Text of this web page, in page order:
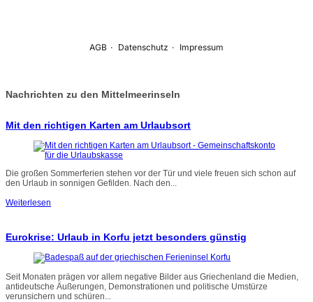
Nachrichten zu den Mittelmeerinseln
Mit den richtigen Karten am Urlaubsort
Die großen Sommerferien stehen vor der Tür und viele freuen sich schon auf
den Urlaub in sonnigen Gefilden. Nach den...
Weiterlesen
Eurokrise: Urlaub in Korfu jetzt besonders günstig
Seit Monaten prägen vor allem negative Bilder aus Griechenland die Medien,
antideutsche Äußerungen, Demonstrationen und politische Umstürze
verunsichern und schüren...